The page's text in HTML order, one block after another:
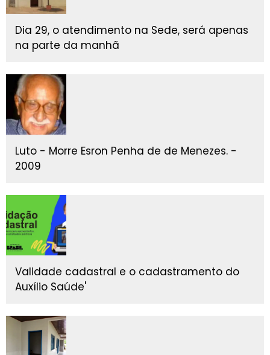
Dia 29, o atendimento na Sede, será apenas
na parte da manhã
Luto - Morre Esron Penha de de Menezes. -
2009
Validade cadastral e o cadastramento do
Auxílio Saúde'